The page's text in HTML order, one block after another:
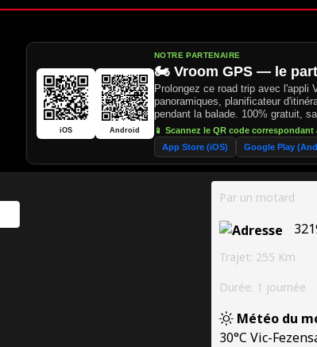
iOS Android
NOTRE PARTENAIRE
🏍️ Vroom GPS — le
Prolongez ce road trip avec l'appli
panoramiques, planificateur
pendant la balade. 100% gratuit,
📱 Scannez le QR code
App Store (iOS)
Google Play
Par un motard
Trajet: 255 Km
Durée: 1 journée
Météo du
30°C Vic-